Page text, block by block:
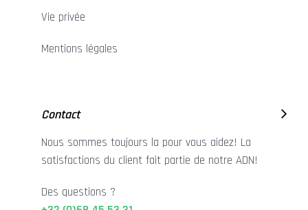
Vie privée
Mentions légales
Contact
Nous sommes toujours la pour vous aidez! La
satisfactions du client fait partie de notre ADN!
Des questions ?